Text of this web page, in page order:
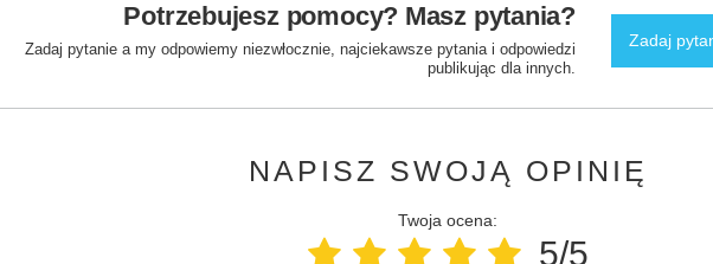
Potrzebujesz pomocy? Masz pytania?
Zadaj pytanie a my odpowiemy niezwłocznie, najciekawsze pytania i odpowiedzi
publikując dla innych.
Zadaj
NAPISZ SWOJĄ OPINIĘ
Twoja ocena:
5/5